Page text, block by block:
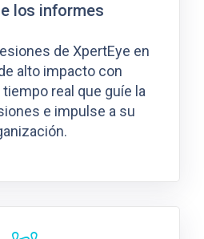
los informes
de XpertEye en
alto impacto con
real que guíe la
e impulse a su